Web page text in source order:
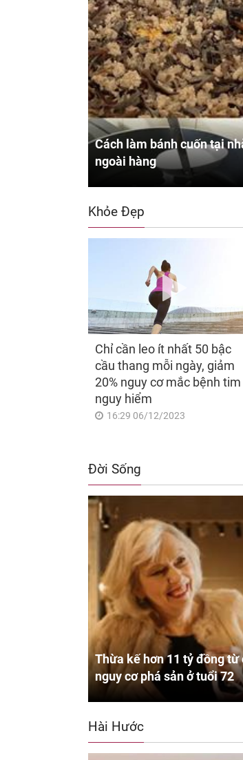
Cách làm bánh cuốn tại
ngoài hàng
Khỏe Đẹp
Chỉ cần leo ít nhất 50 bậc
cầu thang mỗi ngày, giảm
20% nguy cơ mắc bệnh tim
nguy hiểm
16:29 06/12/2023
Đời Sống
Thừa kế hơn 11 tỷ đồng
nguy cơ phá sản ở tuổi 72
Hài Hước